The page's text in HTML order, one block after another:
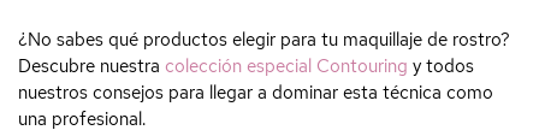
¿No sabes qué productos elegir para tu maquillaje de rostro?
Descubre nuestra colección especial Contouring y todos
nuestros consejos para llegar a dominar esta técnica como
una profesional.